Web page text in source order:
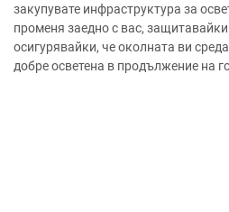
закупувате инфраструктура за
променя заедно с вас,
осигурявайки, че околната ви
добре осветена в продължение на